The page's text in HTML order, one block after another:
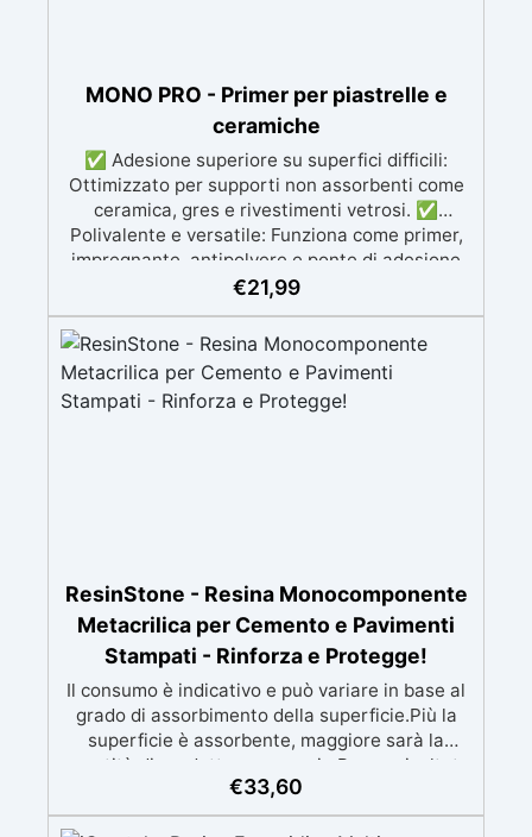
MONO PRO - Primer per piastrelle e
ceramiche
✅ Adesione superiore su superfici difficili:
Ottimizzato per supporti non assorbenti come
ceramica, gres e rivestimenti vetrosi. ✅
Polivalente e versatile: Funziona come primer,
impregnante, antipolvere e ponte di adesione
per superfici minerali e calcestruzzo. ✅
Garantisce un'adesione uniforme e duratura,
riducendo porosità e migliorando la resistenza
del supporto. ✅ Compatibilità universale:
Sovraverniciabile con qualsiasi sistema
€21,99
ResinStone - Resina Monocomponente
Metacrilica per Cemento e Pavimenti
Stampati - Rinforza e Protegge!
Il consumo è indicativo e può variare in base al
grado di assorbimento della superficie.Più la
superficie è assorbente, maggiore sarà la
quantità di prodotto necessaria.Per un risultato
ottimale, consigliamo di acquistare una
quantità sufficiente per l’applicazione di almeno
€33,60